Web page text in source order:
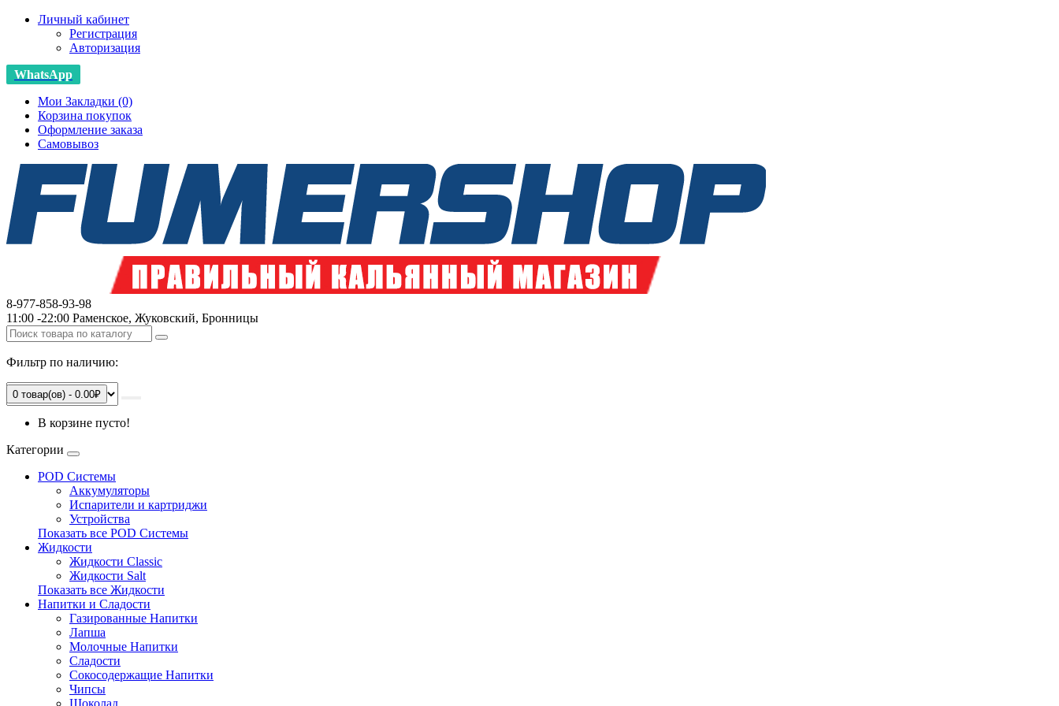
Личный кабинет
Регистрация
Авторизация
WhatsApp
Мои Закладки (0)
Корзина покупок
Оформление заказа
Самовывоз
8-977-858-93-98
11:00 -22:00 Раменское, Жуковский, Бронницы
Фильтр по наличию:
0 товар(ов) - 0.00₽
В корзине пусто!
Категории
POD Системы
Аккумуляторы
Испарители и картриджи
Устройства
Показать все POD Системы
Жидкости
Жидкости Classic
Жидкости Salt
Показать все Жидкости
Напитки и Сладости
Газированные Напитки
Лапша
Молочные Напитки
Сладости
Сокосодержащие Напитки
Чипсы
Шоколад